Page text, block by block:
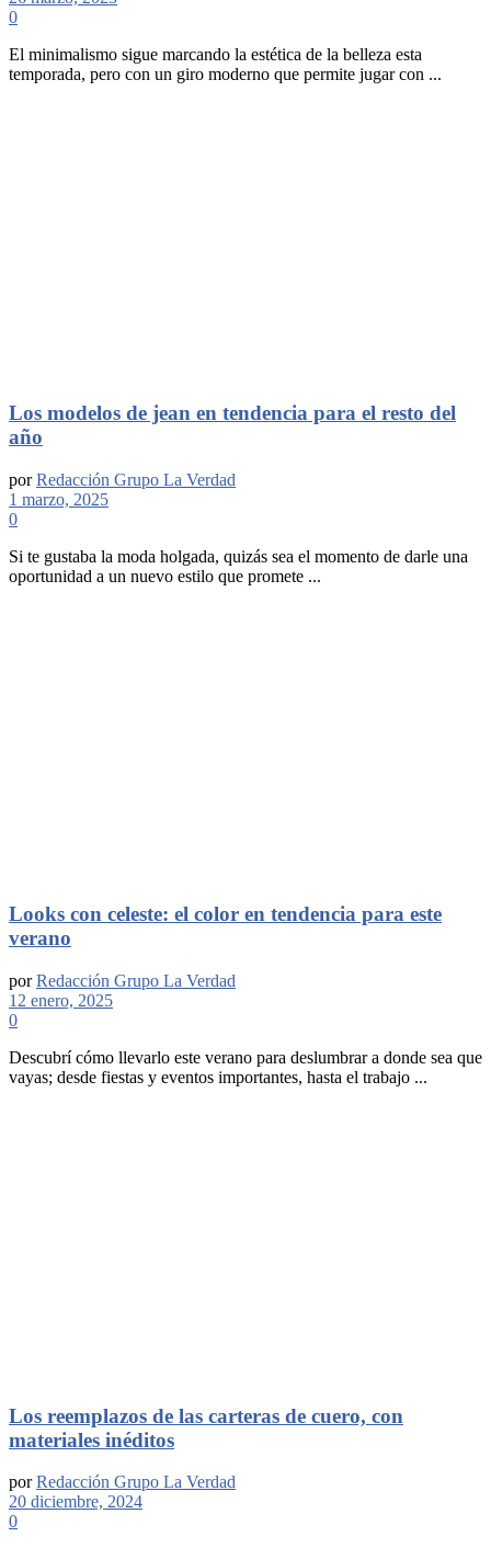
0
El minimalismo sigue marcando la estética de la belleza esta
temporada, pero con un giro moderno que permite jugar con ...
Los modelos de jean en tendencia para el resto del
año
por Redacción Grupo La Verdad
1 marzo, 2025
0
Si te gustaba la moda holgada, quizás sea el momento de darle una
oportunidad a un nuevo estilo que promete ...
Looks con celeste: el color en tendencia para este
verano
por Redacción Grupo La Verdad
12 enero, 2025
0
Descubrí cómo llevarlo este verano para deslumbrar a donde sea que
vayas; desde fiestas y eventos importantes, hasta el trabajo ...
Los reemplazos de las carteras de cuero, con
materiales inéditos
por Redacción Grupo La Verdad
20 diciembre, 2024
0